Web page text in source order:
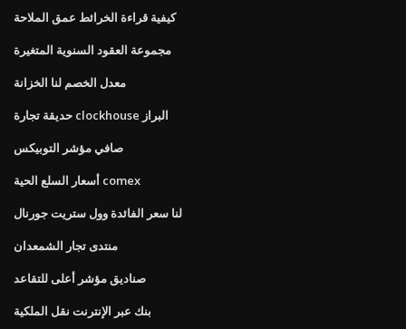
كيفية قراءة الخرائط عمق الملاحة
مجموعة العقود السنوية المتغيرة
معدل الخصم لنا الخزانة
حديقة تجارة clockhouse البراز
صافي مؤشر التوبيكس
أسعار السلع الحية comex
لنا سعر الفائدة وول ستريت جورنال
منتدى تجار الشمعدان
صناديق مؤشر أعلى للتقاعد
بنك عبر الإنترنت نقل الملكية